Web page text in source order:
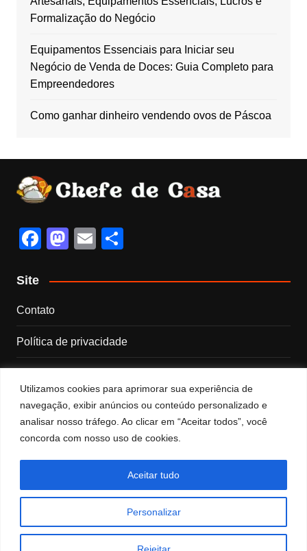
Utilizamos cookies para aprimorar sua experiência de
navegação, exibir anúncios ou conteúdo personalizado e
analisar nosso tráfego. Ao clicar em “Aceitar todos”, você
concorda com nosso uso de cookies.
Personalizar
Rejeitar
Aceitar tudo
Formalização do Negócio
Equipamentos Essenciais para Iniciar seu
Negócio de Venda de Doces: Guia Completo para
Empreendedores
Como ganhar dinheiro vendendo ovos de Páscoa
F
c
e
b
o
o
k
M
st
d
o
n
E
ail ar
Site
Contato
Política de privacidade
Termos e Condições
Categorias
© 2025 Chefe de Casa. Todos os direitos reservados.